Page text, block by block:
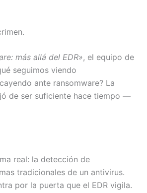
más allá del EDR», el equipo de
seguimos viendo
ante ransomware? La
de ser suficiente hace tiempo —
real: la detección de
tradicionales de un antivirus.
por la puerta que el EDR vigila.